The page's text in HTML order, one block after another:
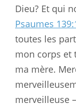
Dieu? Et qui
Psaumes
toutes les
mon corps et
ma mère.
merveilleuse